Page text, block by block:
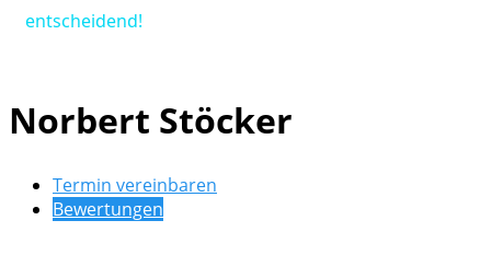
entscheidend!
Norbert Stöcker
Termin vereinbaren
Bewertungen